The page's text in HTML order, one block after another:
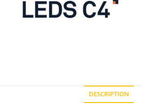
DESCRIPTION